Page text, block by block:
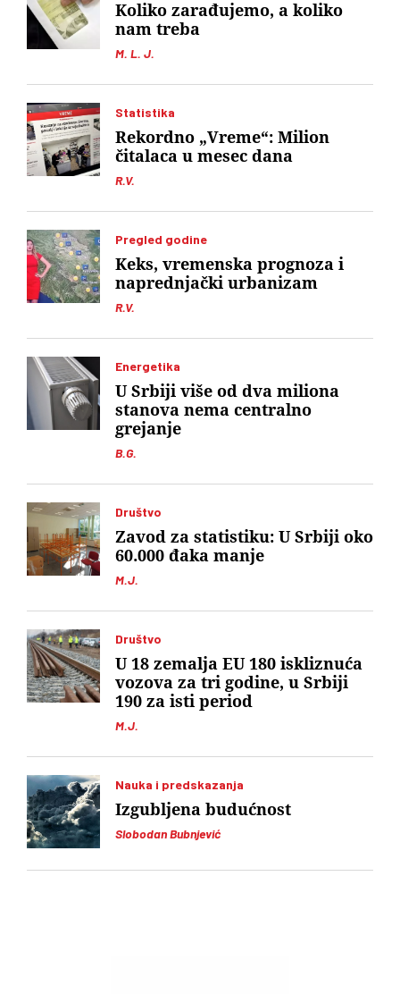
M. L. J.
Koliko zarađujemo, a koliko
nam treba
Statistika
R.V.
Rekordno „Vreme“: Milion
čitalaca u mesec dana
Pregled godine
R.V.
Keks, vremenska prognoza i
naprednjački urbanizam
Energetika
B.G.
U Srbiji više od dva miliona
stanova nema centralno
grejanje
Društvo
M.J.
Zavod za statistiku: U Srbiji oko
60.000 đaka manje
Društvo
M.J.
U 18 zemalja EU 180 iskliznuća
vozova za tri godine, u Srbiji
190 za isti period
Nauka i predskazanja
Slobodan Bubnjević
Izgubljena budućnost